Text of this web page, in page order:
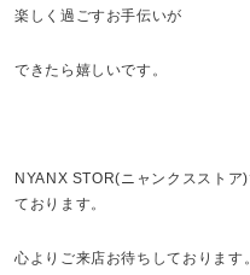
楽しく過ごすお手伝いが
できたら嬉しいです。
NYANX STOR(ニャンクスストア
ております。
心よりご来店お待ちしております。